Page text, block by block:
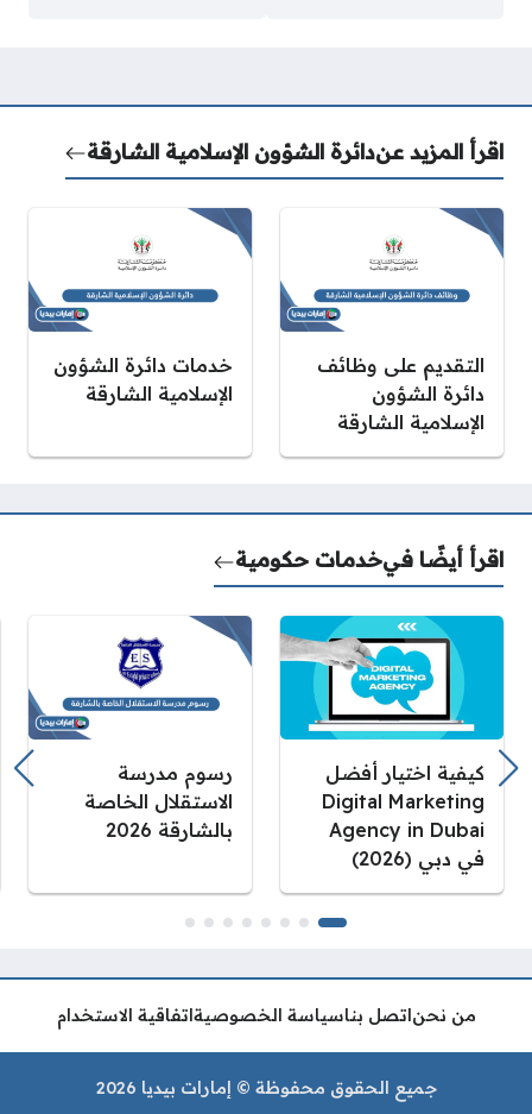
اقرأ المزيد عندائرة الشؤون الإسلامية الشارقة
التقديم على وظائف
دائرة الشؤون
الإسلامية الشارقة
خدمات دائرة الشؤون
الإسلامية الشارقة
اقرأ أيضًا فيخدمات حكومية
كيفية اختيار أفضل
Digital Marketing
Agency in Dubai
في دبي (2026)
رسوم مدرسة
الاستقلال الخاصة
بالشارقة 2026
من نحناتصل بناسياسة الخصوصيةاتفاقية الاستخدام
جميع الحقوق محفوظة © إمارات بيديا 2026